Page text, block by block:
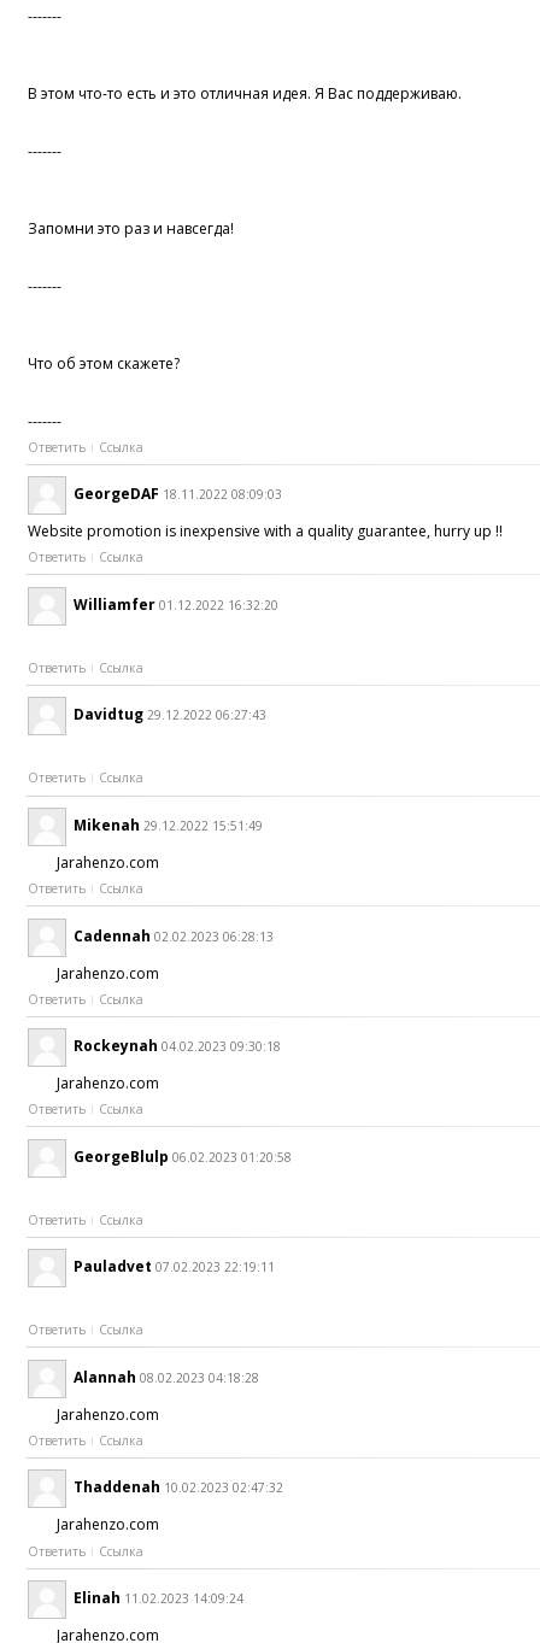
-------
В этом что-то есть и это отличная идея. Я Вас поддерживаю.
-------
Запомни это раз и навсегда!
-------
Что об этом скажете?
-------
Ответить Ссылка
GeorgeDAF 18.11.2022 08:09:03
Website promotion is inexpensive with a quality guarantee, hurry up !!
Ответить Ссылка
Williamfer 01.12.2022 16:32:20
Ответить Ссылка
Davidtug 29.12.2022 06:27:43
Ответить Ссылка
Mikenah 29.12.2022 15:51:49
Jarahenzo.com
Ответить Ссылка
Cadennah 02.02.2023 06:28:13
Jarahenzo.com
Ответить Ссылка
Rockeynah 04.02.2023 09:30:18
Jarahenzo.com
Ответить Ссылка
GeorgeBlulp 06.02.2023 01:20:58
Ответить Ссылка
Pauladvet 07.02.2023 22:19:11
Ответить Ссылка
Alannah 08.02.2023 04:18:28
Jarahenzo.com
Ответить Ссылка
Thaddenah 10.02.2023 02:47:32
Jarahenzo.com
Ответить Ссылка
Elinah 11.02.2023 14:09:24
Jarahenzo.com